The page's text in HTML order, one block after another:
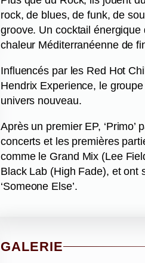
rock, de blues, de funk, de
groove. Un cocktail énergique
chaleur Méditerranéenne de
Influencés par les Red Hot
Hendrix Experience, le
univers nouveau.
Après un premier EP,
concerts et les premières
comme le Grand Mix (Lee
Black Lab (High Fade), et ont
‘Someone Else’.
GALERIE